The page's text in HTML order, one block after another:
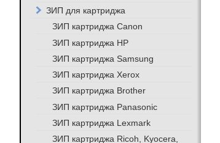
ЗИП для картриджа
ЗИП картриджа Canon
ЗИП картриджа HP
ЗИП картриджа Samsung
ЗИП картриджа Xerox
ЗИП картриджа Brother
ЗИП картриджа Panasonic
ЗИП картриджа Lexmark
ЗИП картриджа Ricoh, Kyocera,